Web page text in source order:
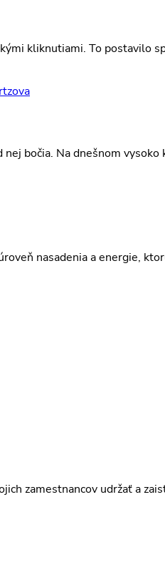
kliknutiami. To postavilo
bočia. Na dnešnom
nasadenia a energie,
zamestnancov udržať a